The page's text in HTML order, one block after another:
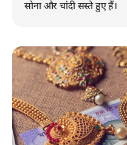
सोना और चांदी सस्ते हुए हैं।